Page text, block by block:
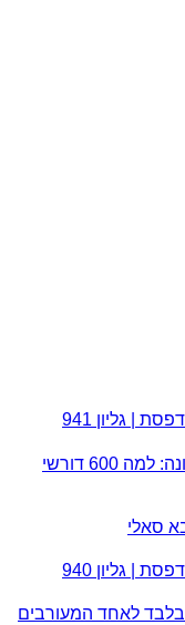
| גליון 941
המספרים המפתיעים של קריית שמונה: למה 600 דורשי
סאלי
| גליון 940
לאחד המעורבים